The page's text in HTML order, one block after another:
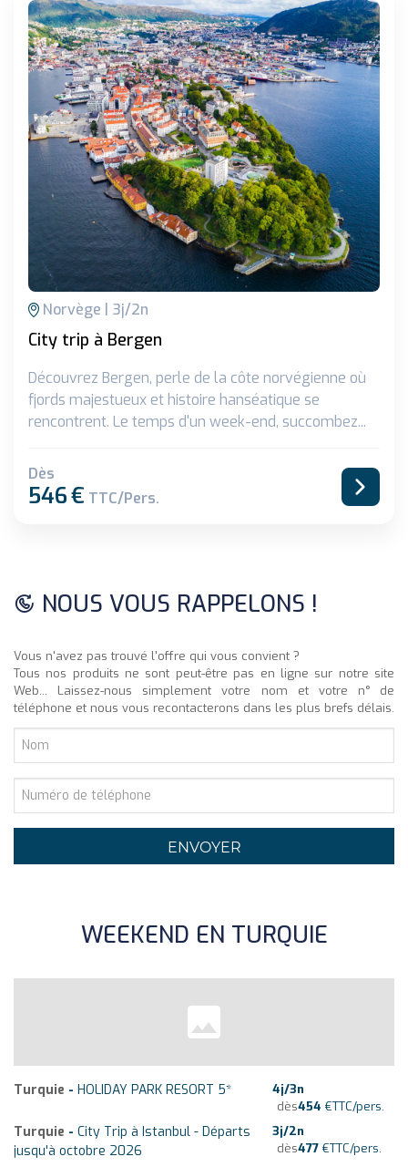
Norvège 3j/2n
City trip à Bergen
Découvrez Bergen, perle de la côte norvégienne où
fjords majestueux et histoire hanséatique se
rencontrent. Le temps d'un week-end, succombez...
Dès
546€ TTC/pers.
NOUS VOUS RAPPELONS !
Vous n'avez pas trouvé l'offre qui vous convient ?
Tous nos produits ne sont peut-être pas en ligne sur notre site
Web... Laissez-nous simplement votre nom et votre n° de
téléphone et nous vous recontacterons dans les plus brefs délais.
WEEKEND EN TURQUIE
Turquie - HOLIDAY PARK RESORT 5* 4j/3n
dès454 €TTC/pers.
Turquie - City Trip à Istanbul - Départs
jusqu'à octobre 2026
3j/2n
dès477€TTC/pers.